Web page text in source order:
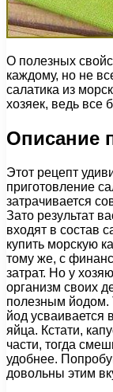
О полезных
каждому, но не
салатика из
хозяек, ведь все
Описание
Этот рецепт
приготовление
затрачивается
Зато результат
входят в состав
купить морскую
тому же, с
затрат. Но у
организм своих
полезным йодом.
йод усваивается
яйца. Кстати,
части, тогда
удобнее.
довольны этим